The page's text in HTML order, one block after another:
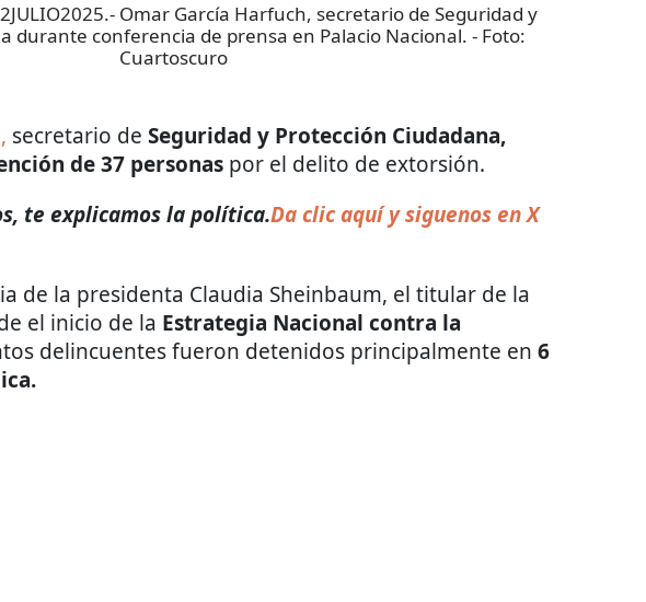
Omar García Harfuch, secretario de Seguridad y
durante conferencia de prensa en Palacio Nacional. - Foto:
Cuartoscuro
secretario de Seguridad y Protección Ciudadana,
de 37 personas por el delito de extorsión.
te explicamos la política.Da clic aquí y siguenos en X
de la presidenta Claudia Sheinbaum, el titular de la
el inicio de la Estrategia Nacional contra la
delincuentes fueron detenidos principalmente en 6